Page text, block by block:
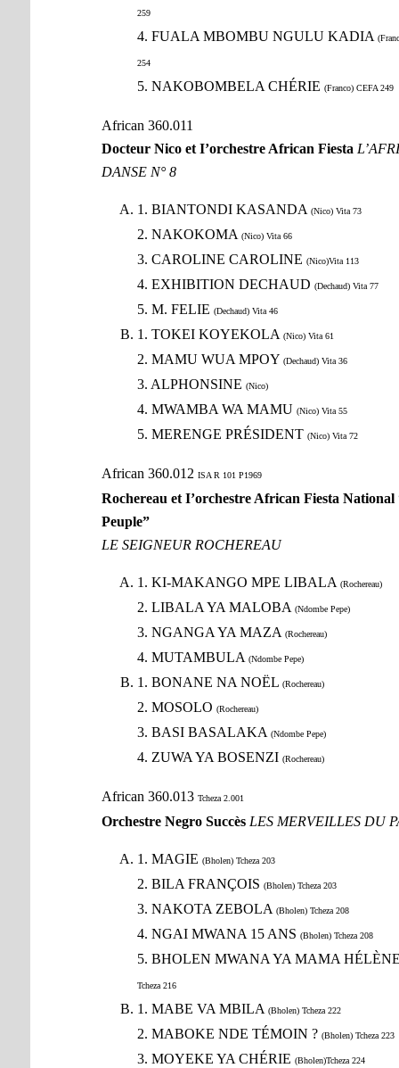
259
4. FUALA MBOMBU NGULU KADIA
254
5. NAKOBOMBELA CHÉRIE (Franco) CEFA 249
African 360.011
Docteur Nico et I’orchestre African Fiesta
DANSE N° 8
1. BIANTONDI KASANDA (Nico) Vita 73
2. NAKOKOMA (Nico) Vita 66
3. CAROLINE CAROLINE (Nico)Vita 113
4. EXHIBITION DECHAUD (Dechaud) Vita 77
5. M. FELIE (Dechaud) Vita 46
1. TOKEI KOYEKOLA (Nico) Vita 61
2. MAMU WUA MPOY (Dechaud) Vita 36
3. ALPHONSINE (Nico)
4. MWAMBA WA MAMU (Nico) Vita 55
5. MERENGE PRÉSIDENT (Nico) Vita 72
African 360.012 ISA R 101 P1969
Rochereau et I’orchestre African Fiesta National
Peuple”
LE SEIGNEUR ROCHEREAU
1. KI-MAKANGO MPE LIBALA (Rochereau)
2. LIBALA YA MALOBA (Ndombe Pepe)
3. NGANGA YA MAZA (Rochereau)
4. MUTAMBULA (Ndombe Pepe)
1. BONANE NA NOËL (Rochereau)
2. MOSOLO (Rochereau)
3. BASI BASALAKA (Ndombe Pepe)
4. ZUWA YA BOSENZI (Rochereau)
African 360.013 Tcheza 2.001
Orchestre Negro Succès LES MERVEILLES DU
1. MAGIE (Bholen) Tcheza 203
2. BILA FRANÇOIS (Bholen) Tcheza 203
3. NAKOTA ZEBOLA (Bholen) Tcheza 208
4. NGAI MWANA 15 ANS (Bholen) Tcheza 208
5. BHOLEN MWANA YA MAMA
Tcheza 216
1. MABE VA MBILA (Bholen) Tcheza 222
2. MABOKE NDE TÉMOIN ? (Bholen) Tcheza 223
3. MOYEKE YA CHÉRIE (Bholen)Tcheza 224